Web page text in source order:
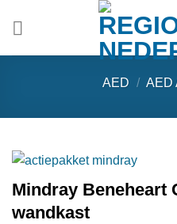
AED / AED
Mindray Beneheart
wandkast